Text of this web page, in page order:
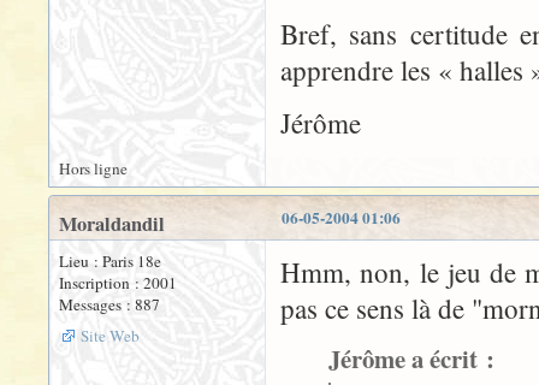
Bref, sans certitude
apprendre les « halles
Jérôme
Hors ligne
06-05-2004 01:06
Moraldandil
Lieu : Paris 18e
Inscription : 2001
Messages : 887
Site Web
Hmm, non, le jeu de
pas ce sens là de
Jérôme a écrit :